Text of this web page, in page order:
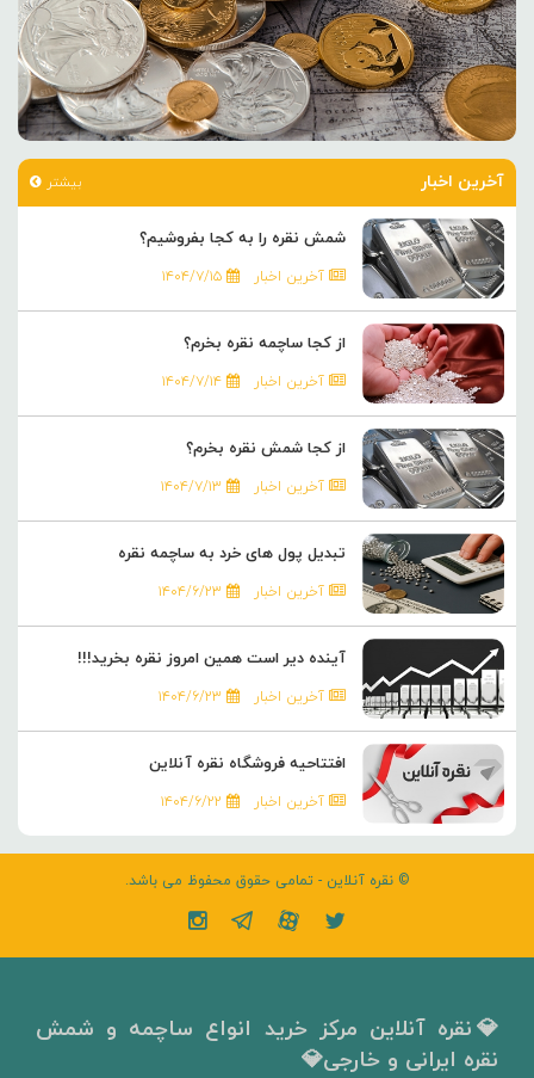
آخرین اخبار بیشتر
شمش نقره را به کجا بفروشیم؟
آخرین اخبار ۱۴۰۴/۷/۱۵
از کجا ساچمه نقره بخرم؟
آخرین اخبار ۱۴۰۴/۷/۱۴
از کجا شمش نقره بخرم؟
آخرین اخبار ۱۴۰۴/۷/۱۳
تبدیل پول های خرد به ساچمه نقره
آخرین اخبار ۱۴۰۴/۶/۲۳
آینده دیر است همین امروز نقره بخرید!!!
آخرین اخبار ۱۴۰۴/۶/۲۳
افتتاحیه فروشگاه نقره آنلاین
آخرین اخبار ۱۴۰۴/۶/۲۲
© نقره آنلاین - تمامی حقوق محفوظ می باشد.
💎نقره آنلاین مرکز خرید انواع ساچمه و شمش
نقره ایرانی و خارجی💎